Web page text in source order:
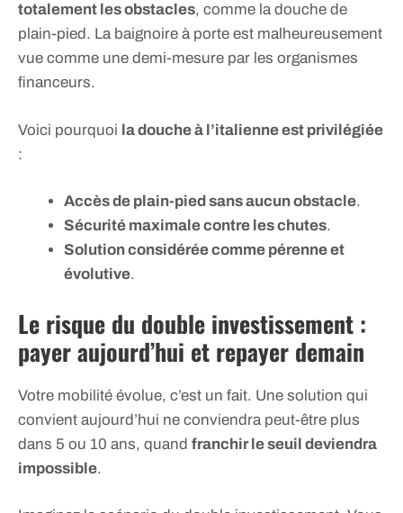
totalement les obstacles, comme la douche de
plain-pied. La baignoire à porte est malheureusement
vue comme une demi-mesure par les organismes
financeurs.
Voici pourquoi la douche à l’italienne est privilégiée
:
Accès de plain-pied sans aucun obstacle.
Sécurité maximale contre les chutes.
Solution considérée comme pérenne et
évolutive.
Le risque du double investissement :
payer aujourd’hui et repayer demain
Votre mobilité évolue, c’est un fait. Une solution qui
convient aujourd’hui ne conviendra peut-être plus
dans 5 ou 10 ans, quand franchir le seuil deviendra
impossible.